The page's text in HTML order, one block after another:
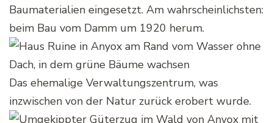
Baumaterialien eingesetzt. Am wahrscheinlichsten:
beim Bau vom Damm um 1920 herum.
Das ehemalige Verwaltungszentrum, was
inzwischen von der Natur zurück erobert wurde.